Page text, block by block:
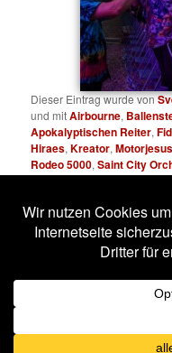
Dieser Eintrag wurde von
und mitAirbourne,
Apokalyptischen Reiter,
Hiraes,Kreator,Motorjesus
Rodeo 5000,Saint City
Jerichoverschlagwortet.
Impressum